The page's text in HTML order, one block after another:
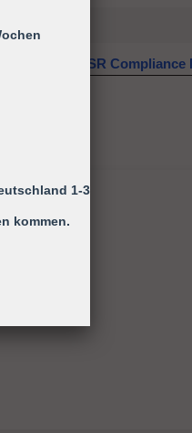
GPSR Compliance
1-3
kommen.